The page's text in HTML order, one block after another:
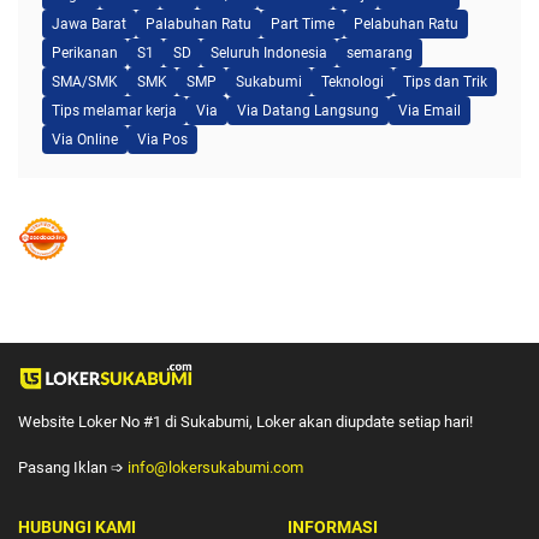
Jawa Barat
Palabuhan Ratu Part Time
Pelabuhan Ratu
Perikanan
S1 SD Seluruh Indonesia
semarang
SMA/SMK
SMK SMP Sukabumi Teknologi
Tips dan Trik
Tips melamar kerja
Via Via Datang Langsung
Via Email
Via Online
Via Pos
Website Loker No #1 di Sukabumi, Loker akan diupdate setiap hari!
Pasang Iklan ➩ info@lokersukabumi.com
HUBUNGI KAMI INFORMASI